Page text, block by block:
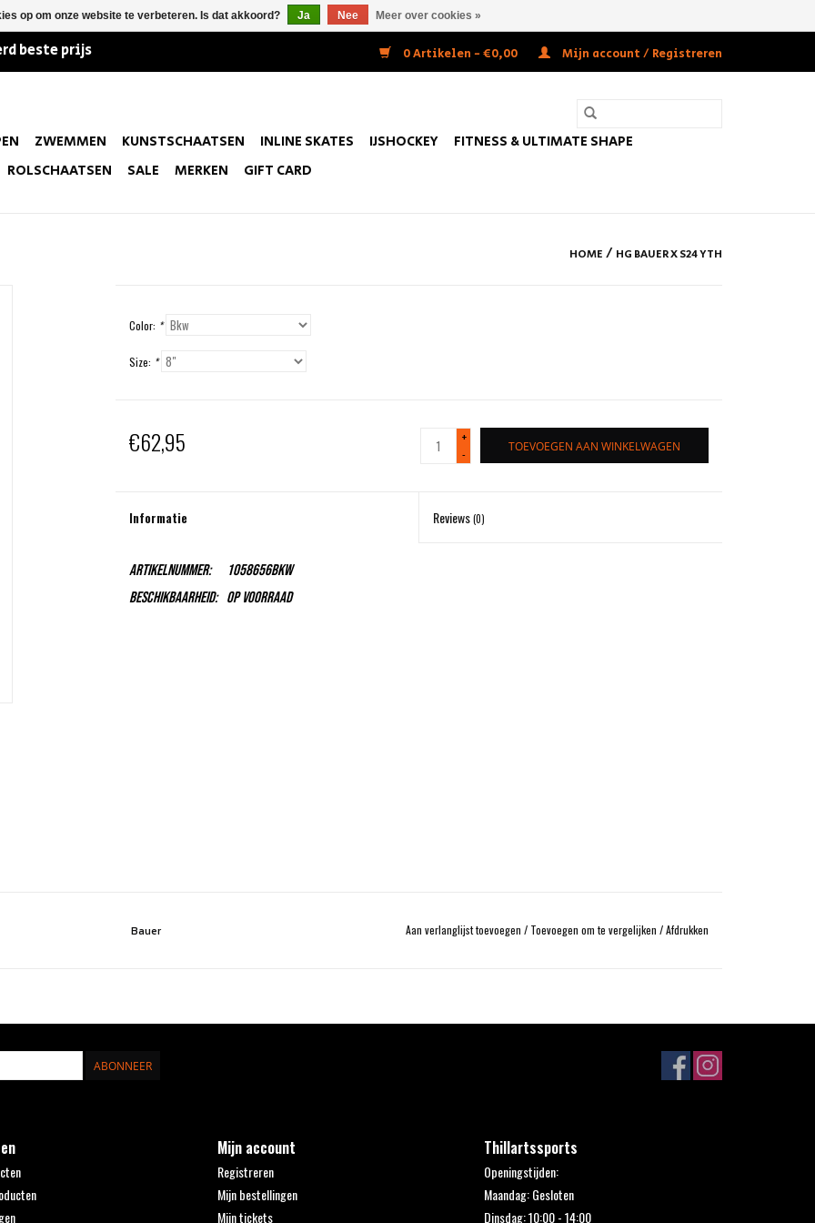
beste prijs 0 Artikelen - €0,00 Mijn account / Registreren
ZWEMMEN KUNSTSCHAATSEN INLINE SKATES IJSHOCKEY
FITNESS & ULTIMATE SHAPE
ROLSCHAATSEN
SALE MERKEN GIFT CARD
HOME / HG BAUER X S24 YTH
Color: *
Size: *
€62,95
+
-
TOEVOEGEN AAN WINKELWAGEN
Informatie Reviews(0)
Artikelnummer:
1058656Bkw
Beschikbaarheid: Op voorraad
Bauer Aan verlanglijst toevoegen / Toevoegen om te vergelijken /Afdrukken
ABONNEER
Mijn account
Registreren
Mijn bestellingen
Mijn tickets
Thillartssports
Openingstijden:
Maandag: Gesloten
Dinsdag: 10:00 - 14:00
op om onze website te verbeteren. Is dat akkoord? Ja Nee Meer over cookies »